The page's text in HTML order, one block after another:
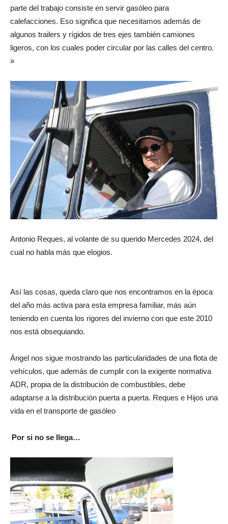
parte del trabajo consiste en servir gasóleo para
calefacciones. Eso significa que necesitamos además de
algunos trailers y rígidos de tres ejes también camiones
ligeros, con los cuales poder circular por las calles del centro.
»
Antonio Reques, al volante de su querido Mercedes 2024, del
cual no habla más que elogios.
Así las cosas, queda claro que nos encontramos en la época
del año más activa para esta empresa familiar, más aún
teniendo en cuenta los rigores del invierno con que este 2010
nos está obsequiando.
Ángel nos sigue mostrando las particularidades de una flota de
vehículos, que además de cumplir con la exigente normativa
ADR, propia de la distribución de combustibles, debe
adaptarse a la distribución puerta a puerta. Reques e Hijos una
vida en el transporte de gasóleo
Por si no se llega…